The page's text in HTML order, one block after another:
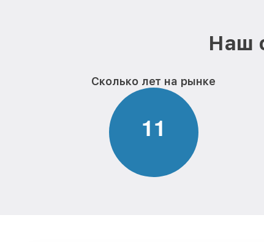
Наш
Сколько лет на рынке
11